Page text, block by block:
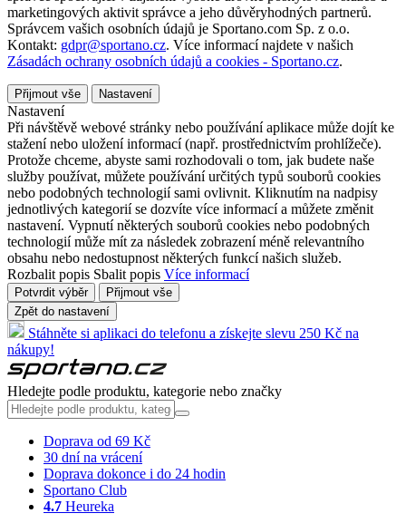
marketingových aktivit správce a jeho důvěryhodných partnerů.
Správcem vašich osobních údajů je Sportano.com Sp. z o.o.
Kontakt: gdpr@sportano.cz. Více informací najdete v našich
Zásadách ochrany osobních údajů a cookies - Sportano.cz.
Přijmout vše Nastavení
Nastavení
Při návštěvě webové stránky nebo používání aplikace může dojít ke
stažení nebo uložení informací (např. prostřednictvím prohlížeče).
Protože chceme, abyste sami rozhodovali o tom, jak budete naše
služby používat, můžete používání určitých typů souborů cookies
nebo podobných technologií sami ovlivnit. Kliknutím na nadpisy
jednotlivých kategorií se dozvíte více informací a můžete změnit
nastavení. Vypnutí některých souborů cookies nebo podobných
technologií může mít za následek zobrazení méně relevantního
obsahu nebo nedostupnost některých funkcí našich služeb.
Rozbalit popis Sbalit popis Více informací
Potvrdit výběr
Přijmout vše
Zpět do nastavení
Stáhněte si aplikaci do telefonu a získejte slevu 250 Kč na
nákupy!
Hledejte podle produktu, kategorie nebo značky
Doprava od 69 Kč
30 dní na vrácení
Doprava dokonce i do 24 hodin
Sportano Club
4.7 Heureka